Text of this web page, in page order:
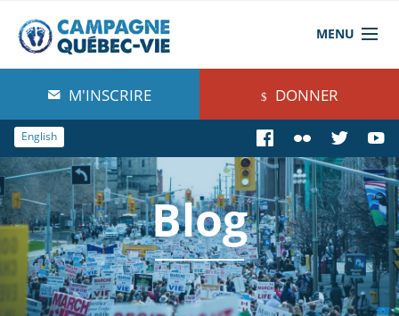
MENU
À propos de nous
Blog
Comprendre
Agir
Boutique
M'INSCRIRE DONNER
English
Blog